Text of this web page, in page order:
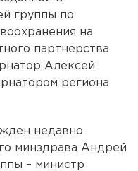
группы по
на
партнерства
Алексей
региона
недавно
минздрава Андрей
– министр